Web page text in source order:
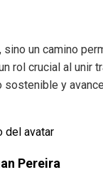
un camino
rol crucial al unir
y
Pereira